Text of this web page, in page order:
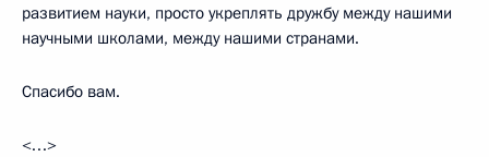
развитием науки, просто укреплять дружбу между нашими
научными школами, между нашими странами.
Спасибо вам.
<…>